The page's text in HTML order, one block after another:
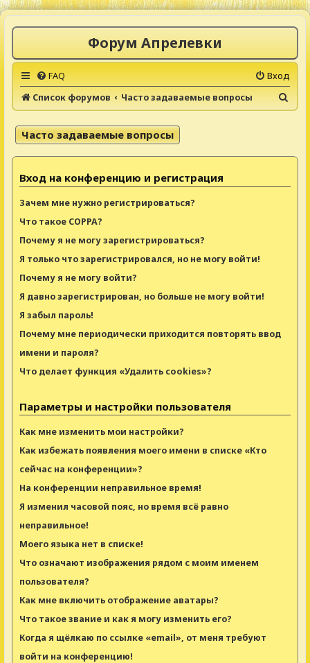
Форум Апрелевки
FAQ
Вход
Список форумов
Часто задаваемые вопросы
о
Часто задаваемые вопросы
Вход на конференцию и регистрация
Зачем мне нужно регистрироваться?
Что такое COPPA?
Почему я не могу зарегистрироваться?
Я только что зарегистрировался, но не могу войти!
Почему я не могу войти?
Я давно зарегистрирован, но больше не могу войти!
Я забыл пароль!
Почему мне периодически приходится повторять ввод
имени и пароля?
Что делает функция «Удалить cookies»?
Параметры и настройки пользователя
Как мне изменить мои настройки?
Как избежать появления моего имени в списке «Кто
сейчас на конференции»?
На конференции неправильное время!
Я изменил часовой пояс, но время всё равно
неправильное!
Моего языка нет в списке!
Что означают изображения рядом с моим именем
пользователя?
Как мне включить отображение аватары?
Что такое звание и как я могу изменить его?
Когда я щёлкаю по ссылке «email», от меня требуют
войти на конференцию!